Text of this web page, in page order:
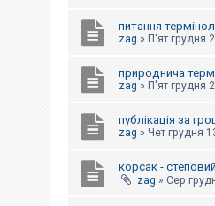
питання
zag » П'ят грудня
природнича
zag » П'ят грудня
публікація за
zag » Чет грудня
корсак -
zag » Сер